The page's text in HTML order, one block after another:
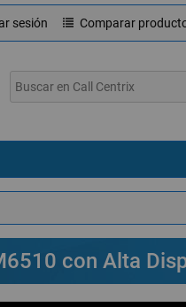
sesión Comparar
con Alta